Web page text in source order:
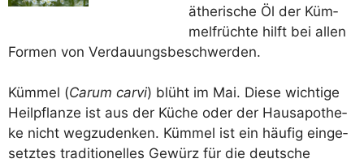
äthe­ri­sche Öl der Küm­
mel­früch­te hilft bei allen
For­men von Verdauungsbeschwerden.
Küm­mel (Carum car­vi) blüht im Mai. Die­se wich­ti­ge
Heil­pflan­ze ist aus der Küche oder der Haus­apo­the­
ke nicht weg­zu­den­ken. Küm­mel ist ein häu­fig ein­ge­
setz­tes tra­di­tio­nel­les Gewürz für die deut­sche